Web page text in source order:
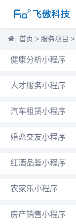
首页 > 服务项目 >
健康分析小程序
人才服务小程序
汽车租赁小程序
婚恋交友小程序
红酒品鉴小程序
农家乐小程序
房产销售小程序